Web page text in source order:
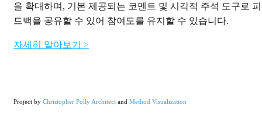
을 확대하며, 기본 제공되는 코멘트 및 시각적 주석 도구로 피
드백을 공유할 수 있어 참여도를 유지할 수 있습니다.
자세히 알아보기 >
Project by Christopher Polly Architect and Method Visualization